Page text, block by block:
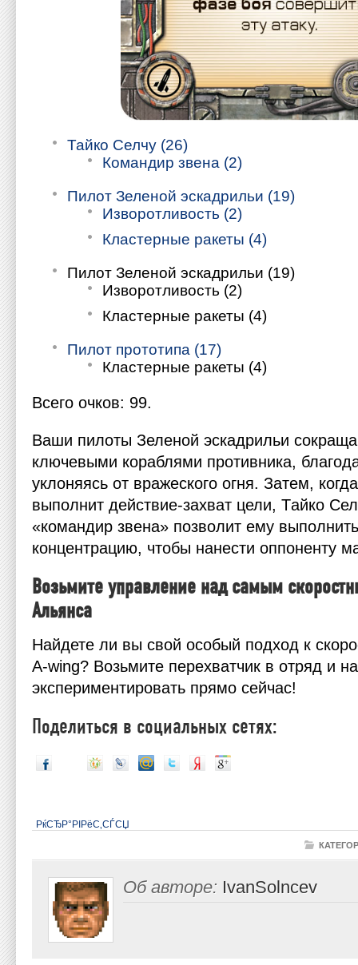
Тайко Селчу (26)
Командир звена (2)
Пилот Зеленой эскадрильи (19)
Изворотливость (2)
Кластерные ракеты (4)
Пилот Зеленой эскадрильи (19)
Изворотливость (2)
Кластерные ракеты (4)
Пилот прототипа (17)
Кластерные ракеты (4)
Всего очков: 99.
Ваши пилоты Зеленой эскадрильи
ключевыми кораблями противника,
уклоняясь от вражеского огня. Затем,
выполнит действие-захват цели, Тайко
«командир звена» позволит ему
концентрацию, чтобы нанести оппоненту
Возьмите управление над самым
Альянса
Найдете ли вы свой особый подход к
А-wing? Возьмите перехватчик в отряд и
экспериментировать прямо сейчас!
Поделиться в социальных сетях:
РќСЂР°РІРёС‚СЃСЏ
Об авторе: IvanSolncev